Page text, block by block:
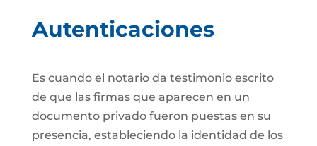
Autenticaciones
Es cuando el notario da testimonio escrito
de que las firmas que aparecen en un
documento privado fueron puestas en su
presencia, estableciendo la identidad de los